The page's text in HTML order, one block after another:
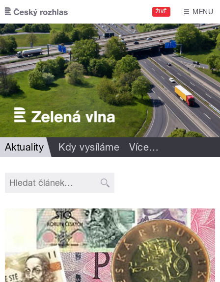
Přejít k hlavnímu obsahu
ŽIVĚ MENU
Aktuality Kdy vysíláme Více…